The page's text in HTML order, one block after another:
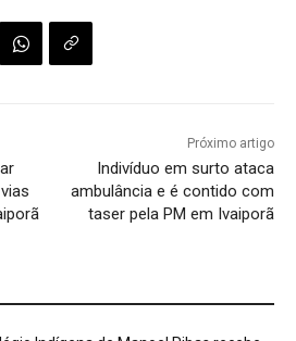
Próximo artigo
Indivíduo em surto ataca
ambulância e é contido com
taser pela PM em Ivaiporã